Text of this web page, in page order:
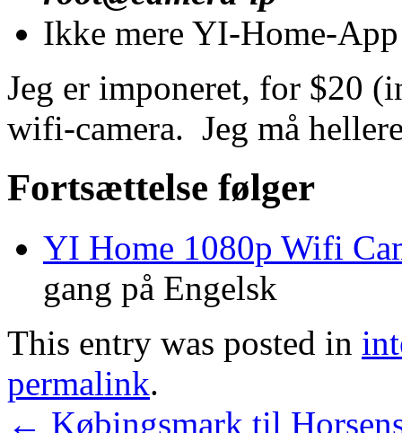
Ikke mere YI-Home-
Jeg er imponeret, for $20
wifi-camera. Jeg må
Fortsættelse følger
YI Home 1080p Wifi
gang på Engelsk
This entry was posted in
permalink.
← Købingsmark til